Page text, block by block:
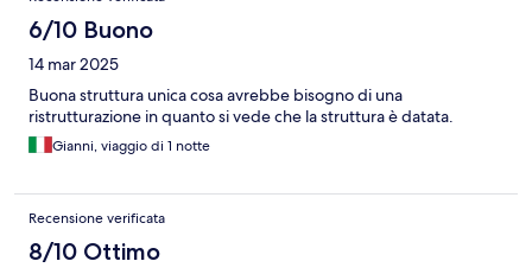
6/10 Buono
14 mar 2025
Buona struttura unica cosa avrebbe bisogno di una
ristrutturazione in quanto si vede che la struttura è datata.
Gianni, viaggio di 1 notte
Recensione verificata
8/10 Ottimo